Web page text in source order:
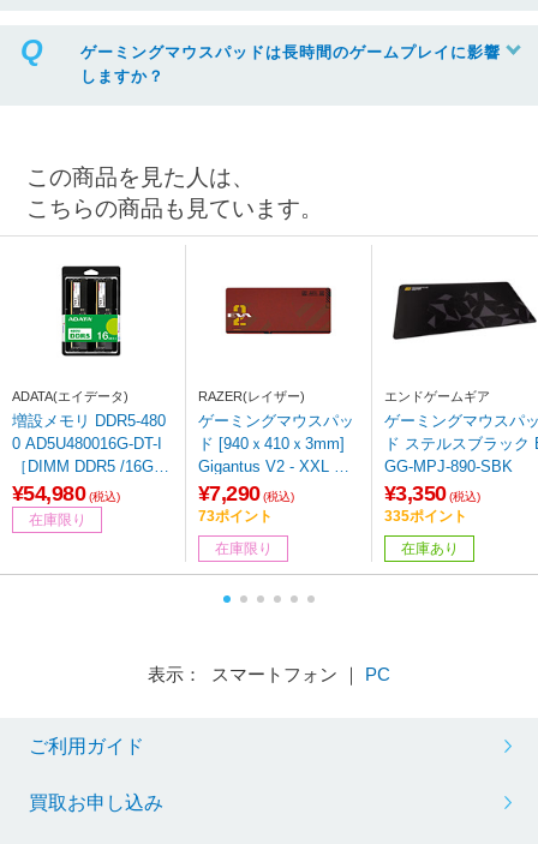
ゲーミングマウスパッドは長時間のゲームプレイに影響
しますか？
この商品を見た人は、
こちらの商品も見ています。
ADATA(エイデータ)
増設メモリ DDR5-480
0 AD5U480016G-DT-I
［DIMM DDR5 /16GB
/2枚］
¥54,980 (税込)
在庫限り
RAZER(レイザー)
ゲーミングマウスパッ
ド [940ｘ410ｘ3mm]
Gigantus V2 - XXL EV
ANGELION (EVA-02)
Edition RZ02-0333470
0-R3A1
¥7,290 (税込)
73ポイント
在庫限り
エンドゲームギア
ゲーミングマウスパ
ド ステルスブラック E
GG-MPJ-890-SBK
¥3,350 (税込)
335ポイント
在庫あり
表示： スマートフォン ｜ PC
ご利用ガイド
買取お申し込み